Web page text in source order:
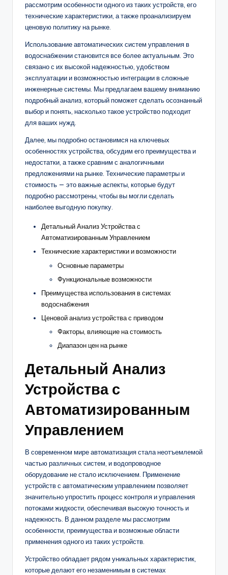
рассмотрим особенности одного из таких устройств, его
технические характеристики, а также проанализируем
ценовую политику на рынке.
Использование автоматических систем управления в
водоснабжении становится все более актуальным. Это
связано с их высокой надежностью, удобством
эксплуатации и возможностью интеграции в сложные
инженерные системы. Мы предлагаем вашему вниманию
подробный анализ, который поможет сделать осознанный
выбор и понять, насколько такое устройство подходит
для ваших нужд.
Далее, мы подробно остановимся на ключевых
особенностях устройства, обсудим его преимущества и
недостатки, а также сравним с аналогичными
предложениями на рынке. Технические параметры и
стоимость — это важные аспекты, которые будут
подробно рассмотрены, чтобы вы могли сделать
наиболее выгодную покупку.
Детальный Анализ Устройства с
Автоматизированным Управлением
Технические характеристики и возможности
Основные параметры
Функциональные возможности
Преимущества использования в системах
водоснабжения
Ценовой анализ устройства с приводом
Факторы, влияющие на стоимость
Диапазон цен на рынке
Детальный Анализ
Устройства с
Автоматизированным
Управлением
В современном мире автоматизация стала неотъемлемой
частью различных систем, и водопроводное
оборудование не стало исключением. Применение
устройств с автоматическим управлением позволяет
значительно упростить процесс контроля и управления
потоками жидкости, обеспечивая высокую точность и
надежность. В данном разделе мы рассмотрим
особенности, преимущества и возможные области
применения одного из таких устройств.
Устройство обладает рядом уникальных характеристик,
которые делают его незаменимым в системах